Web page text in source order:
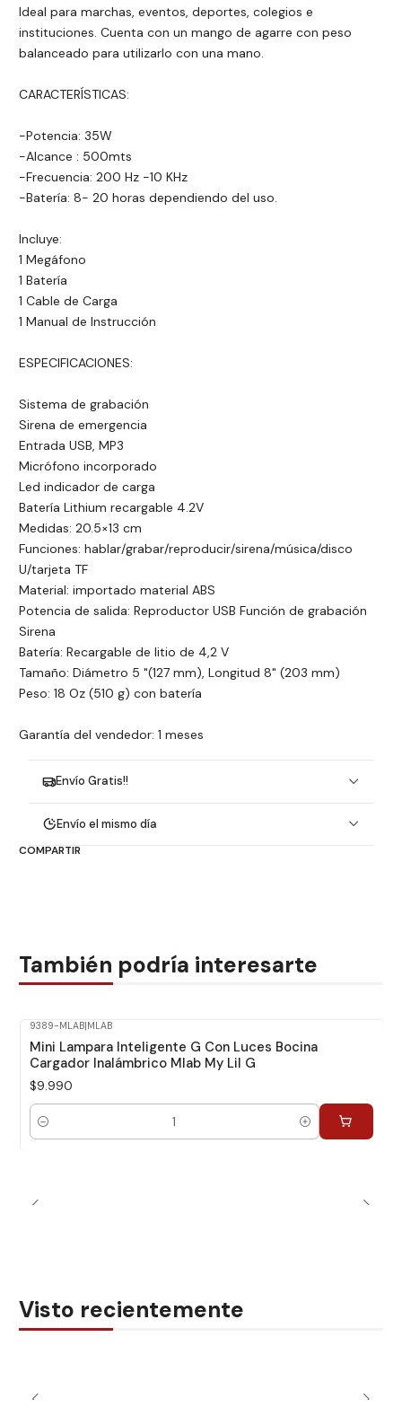
Ideal para marchas, eventos, deportes, colegios e
instituciones. Cuenta con un mango de agarre con peso
balanceado para utilizarlo con una mano.
CARACTERÍSTICAS:
-Potencia: 35W
-Alcance : 500mts
-Frecuencia: 200 Hz -10 KHz
-Batería: 8- 20 horas dependiendo del uso.
Incluye:
1 Megáfono
1 Batería
1 Cable de Carga
1 Manual de Instrucción
ESPECIFICACIONES:
Sistema de grabación
Sirena de emergencia
Entrada USB, MP3
Micrófono incorporado
Led indicador de carga
Batería Lithium recargable 4.2V
Medidas: 20.5×13 cm
Funciones: hablar/grabar/reproducir/sirena/música/disco
U/tarjeta TF
Material: importado material ABS
Potencia de salida: Reproductor USB Función de grabación
Sirena
Batería: Recargable de litio de 4,2 V
Tamaño: Diámetro 5 "(127 mm), Longitud 8" (203 mm)
Peso: 18 Oz (510 g) con batería
Garantía del vendedor: 1 meses
Envío Gratis!!
Envío el mismo día
COMPARTIR
También podría interesarte
9389-MLAB|MLAB
Mini Lampara Inteligente G Con Luces Bocina
Cargador Inalámbrico Mlab My Lil G
$9.990
Cantidad
Visto recientemente